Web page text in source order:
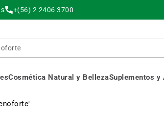
+(56) 2 2406 3700
Cosmética Natural y BellezaSuplementos y